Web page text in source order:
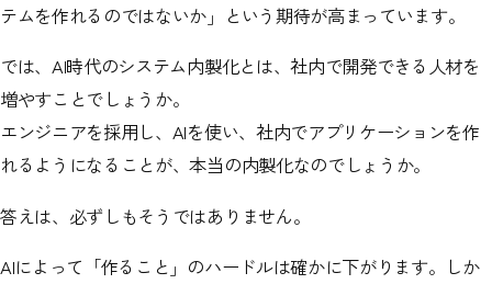
テムを作れるのではないか」という期待が高まっています。
では、AI時代のシステム内製化とは、社内で開発できる人材を
増やすことでしょうか。
エンジニアを採用し、AIを使い、社内でアプリケーションを作
れるようになることが、本当の内製化なのでしょうか。
答えは、必ずしもそうではありません。
AIによって「作ること」のハードルは確かに下がります。しか